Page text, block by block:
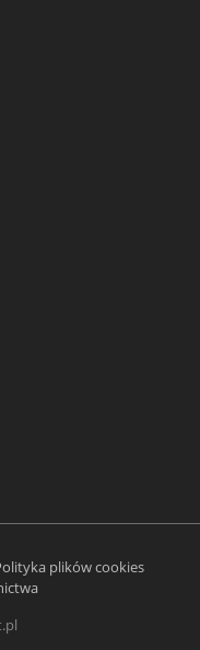
plików cookies